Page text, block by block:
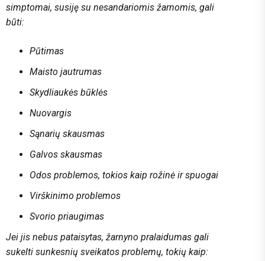
simptomai, susiję su nesandariomis žarnomis, gali
būti:
Pūtimas
Maisto jautrumas
Skydliaukės būklės
Nuovargis
Sąnarių skausmas
Galvos skausmas
Odos problemos, tokios kaip rožinė ir spuogai
Virškinimo problemos
Svorio priaugimas
Jei jis nebus pataisytas, žarnyno pralaidumas gali
sukelti sunkesnių sveikatos problemų, tokių kaip: